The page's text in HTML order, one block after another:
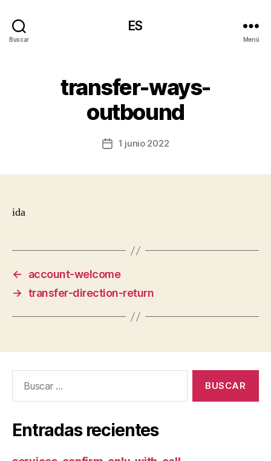
Buscar
ES
Menú
transfer-ways-
outbound
Fecha1 junio 2022
ida
←
account-welcome
→ transfer-direction-return
Entradas recientes